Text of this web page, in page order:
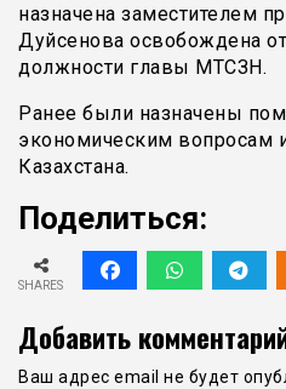
назначена заместителем
Дуйсенова освобождена
должности главы МТСЗН.
Ранее были назначены
экономическим вопросам
Казахстана.
Поделиться:
SHARES
Добавить
Ваш адрес email не будет